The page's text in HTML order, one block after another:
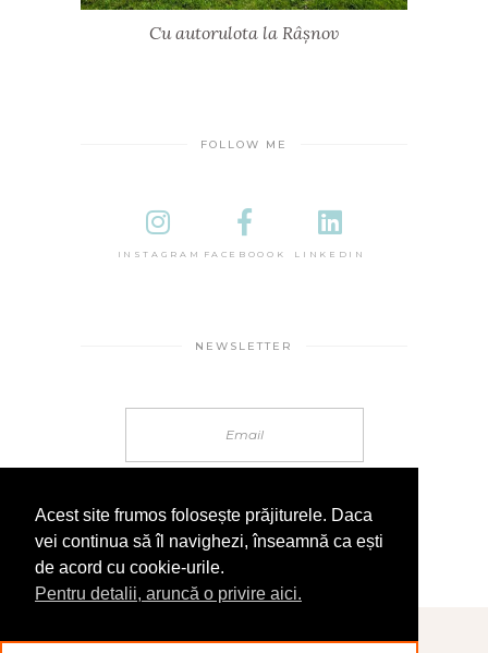
Cu autorulota la Râșnov
FOLLOW ME
INSTAGRAM FACEBOOOK LINKEDIN
NEWSLETTER
© 2025 În Sandale
Acest site frumos folosește prăjiturele. Daca
vei continua să îl navighezi, înseamnă ca ești
de acord cu cookie-urile.
Pentru detalii, aruncă o privire aici.